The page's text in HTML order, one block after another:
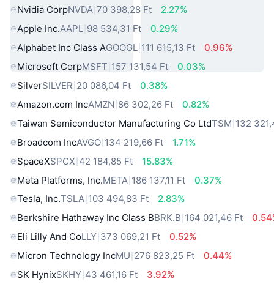
Nvidia CorpNVDA 70 398,28 Ft
2.27%
Apple Inc.AAPL 98 534,31 Ft
0.29%
Alphabet Inc Class AGOOGL 111 615,13 Ft
0.96%
Microsoft CorpMSFT 157 131,54 Ft
0.03%
SilverSILVER 20 086,04 Ft
0.38%
Amazon.com IncAMZN 86 302,26 Ft
0.82%
Taiwan Semiconductor Manufacturing Co LtdTSM 132
Broadcom IncAVGO 134 219,66 Ft
1.71%
SpaceXSPCX 42 184,85 Ft
15.83%
Meta Platforms, Inc.META 186 137,11 Ft
0.37%
Tesla, Inc.TSLA 103 494,83 Ft
2.83%
Berkshire Hathaway Inc Class BBRK.B 164 021,46 Ft
Eli Lilly And CoLLY 373 069,21 Ft
0.52%
Micron Technology IncMU 276 823,25 Ft
0.44%
SK HynixSKHY 43 461,16 Ft
3.92%